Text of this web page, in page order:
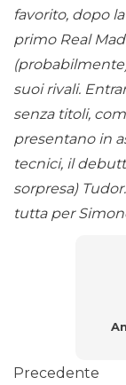
favorito, dopo
primo Real
suoi rivali.
senza titoli,
presentano in
tecnici, il
sorpresa)
tutta per
Precedente